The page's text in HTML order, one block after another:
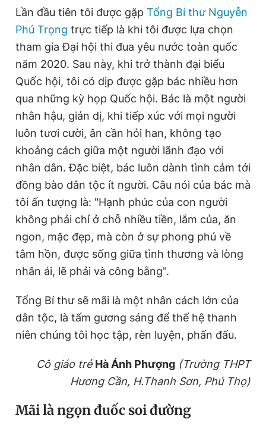
Hotline
0906 645 777
Liên hệ quảng cáo
0908 780 404
Đặt báo Quảng cáo RSS Tòa soạn Chính sách bảo
Tổng biên tập: Nguyễn Ngọc Toàn
Phó tổng biên tập thường trực: Hải Thành
Phó tổng biên tập: Lâm Hiếu Dũng
Phó tổng biên tập: Trần Việt Hưng
Tổng thư ký tòa soạn: Đức Trung
Giấy phép xuất bản số 110/GP - BTTTT cấp ngày 24.3.2020
© 2003-2026 Bản quyền thuộc về Báo Thanh Niên. Cấm sao
chép dưới mọi hình thức nếu không có sự chấp thuận bằng văn
bản. Phát triển bởi ePi Technologies, JSC.
Lần đầu tiên tôi được gặp Tổng Bí thư Nguyễn
Phú Trọng trực tiếp là khi tôi được lựa chọn
tham gia Đại hội thi đua yêu nước toàn quốc
năm 2020. Sau này, khi trở thành đại biểu
Quốc hội, tôi có dịp được gặp bác nhiều hơn
qua những kỳ họp Quốc hội. Bác là một người
nhân hậu, giản dị, khi tiếp xúc với mọi người
luôn tươi cười, ân cần hỏi han, không tạo
khoảng cách giữa một người lãnh đạo với
nhân dân. Đặc biệt, bác luôn dành tình cảm tới
đồng bào dân tộc ít người. Câu nói của bác mà
tôi ấn tượng là: "Hạnh phúc của con người
không phải chỉ ở chỗ nhiều tiền, lắm của, ăn
ngon, mặc đẹp, mà còn ở sự phong phú về
tâm hồn, được sống giữa tình thương và lòng
nhân ái, lẽ phải và công bằng".
Tổng Bí thư sẽ mãi là một nhân cách lớn của
dân tộc, là tấm gương sáng để thế hệ thanh
niên chúng tôi học tập, rèn luyện, phấn đấu.
Cô giáo trẻ Hà Ánh Phượng (Trường THPT
Hương Cần, H.Thanh Sơn, Phú Thọ)
Mãi là ngọn đuốc soi đường